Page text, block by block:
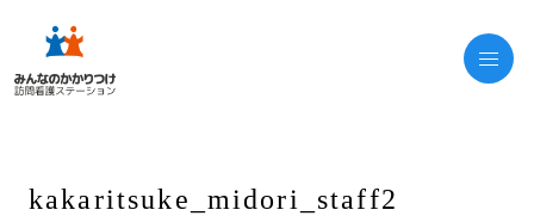
kakaritsuke_midori_staff2